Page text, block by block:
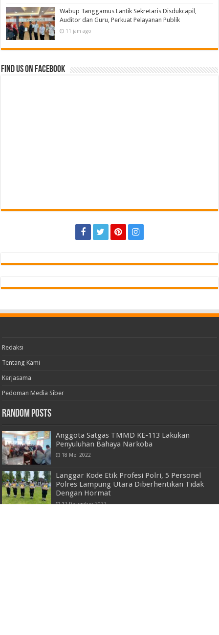
Wabup Tanggamus Lantik Sekretaris Disdukcapil,
Auditor dan Guru, Perkuat Pelayanan Publik
11 jam ago
Find us on Facebook
Redaksi
Tentang Kami
Kerjasama
Pedoman Media Siber
Random Posts
Anggota Satgas TMMD KE-113 Lakukan
Penyuluhan Bahaya Narkoba
18 Mei 2022
Langgar Kode Etik Profesi Polri, 5 Personel
Polres Lampung Utara Diberhentikan Tidak
Dengan Hormat
12 Desember 2022